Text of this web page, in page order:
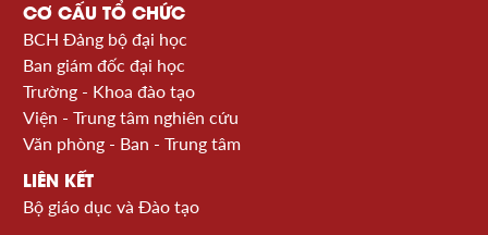
CƠ CẤU TỔ CHỨC
BCH Đảng bộ đại học
Ban giám đốc đại học
Trường - Khoa đào tạo
Viện - Trung tâm nghiên cứu
Văn phòng - Ban - Trung tâm
LIÊN KẾT
Bộ giáo dục và Đào tạo